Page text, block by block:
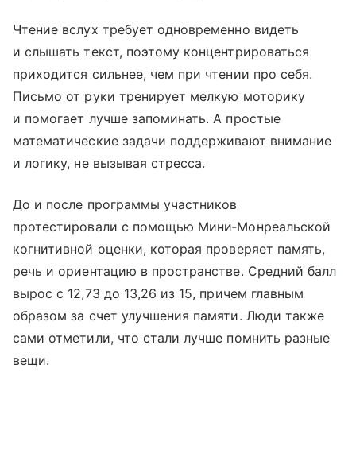
Чтение вслух требует одновременно видеть
и слышать текст, поэтому концентрироваться
приходится сильнее, чем при чтении про себя.
Письмо от руки тренирует мелкую моторику
и помогает лучше запоминать. А простые
математические задачи поддерживают внимание
и логику, не вызывая стресса.
До и после программы участников
протестировали с помощью Мини‑Монреальской
когнитивной оценки, которая проверяет память,
речь и ориентацию в пространстве. Средний балл
вырос с 12,73 до 13,26 из 15, причем главным
образом за счет улучшения памяти. Люди также
сами отметили, что стали лучше помнить разные
вещи.